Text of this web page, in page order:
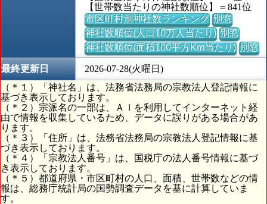
【世帯数当たりの神社数順位】＝841位
市区町村別神社数ランキング 別窓
神社数順位(人口10万人当たり) 別窓
神社数順位(面積100平方Km当たり) 別窓
最終更新日
2026-07-28(火曜日)
（＊１）「神社名」は、法務省法務局の宗教法人登記情報に
基づき表示しております。
（＊２）宗派名の一部は、ＡＩを利用してインターネット経
由で情報を収集しているため、データに誤りがある場合があ
ります。
（＊３）「住所」は、法務省法務局の宗教法人登記情報に基
づき表示しております。
（＊４）「宗教法人番号」は、国税庁の法人番号情報に基づ
き表示しております。
（＊５）都道府県・市区町村の人口、面積、世帯数などの情
報は、総務庁統計局の国勢調査データを基に計算していま
す。